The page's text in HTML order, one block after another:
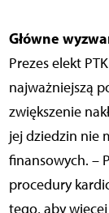
Główne
Prezes elekt
najważniejszą
zwiększenie
jej dziedzin nie
finansowych. –
procedury
tego, aby